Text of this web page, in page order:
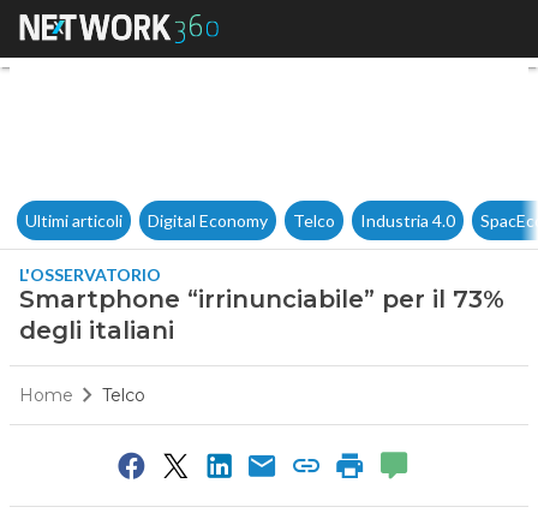
Smartphone “irrinunciabile”
Ultimi articoli Digital Economy Telco Industria 4.0
L'OSSERVATORIO
Smartphone “irrinunciabile” per il 73%
degli italiani
Home Telco